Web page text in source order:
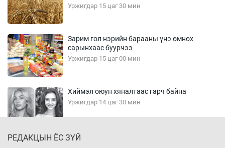
Уржигдар 15 цаг 30 мин
Зарим гол нэрийн барааны үнэ өмнөх
сарынхаас буурчээ
Уржигдар 15 цаг 00 мин
Хиймэл оюун хяналтаас гарч байна
Уржигдар 14 цаг 30 мин
РЕДАКЦЫН ЁС ЗҮЙ